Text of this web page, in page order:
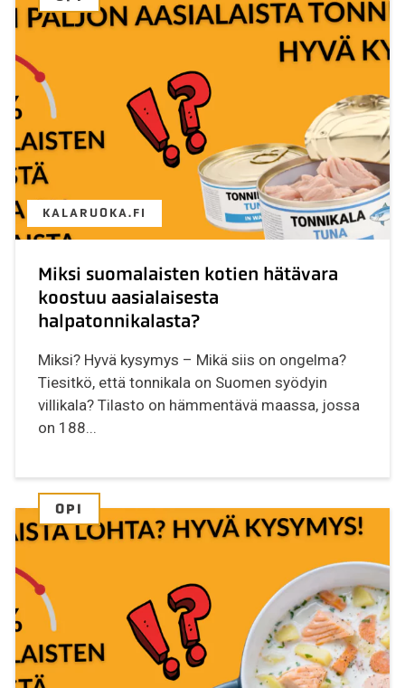
KALARUOKA.FI
Miksi suomalaisten kotien hätävara
koostuu aasialaisesta
halpatonnikalasta?
Miksi? Hyvä kysymys – Mikä siis on ongelma?
Tiesitkö, että tonnikala on Suomen syödyin
villikala? Tilasto on hämmentävä maassa, jossa
on 188...
OPI